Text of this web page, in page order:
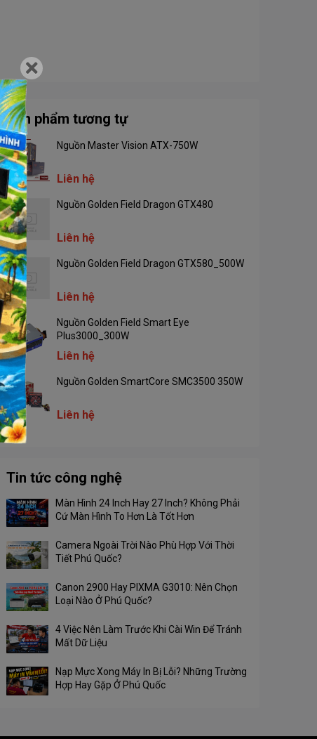
Sản phẩm tương tự
Nguồn Master Vision ATX-750W
Liên hệ
Nguồn Golden Field Dragon GTX480
Liên hệ
Nguồn Golden Field Dragon GTX580_500W
Liên hệ
Nguồn Golden Field Smart Eye
Plus3000_300W
Liên hệ
Nguồn Golden SmartCore SMC3500 350W
Liên hệ
Tin tức công nghệ
Màn Hình 24 Inch Hay 27 Inch? Không Phải
Cứ Màn Hình To Hơn Là Tốt Hơn
Camera Ngoài Trời Nào Phù Hợp Với Thời
Tiết Phú Quốc?
Canon 2900 Hay PIXMA G3010: Nên Chọn
Loại Nào Ở Phú Quốc?
4 Việc Nên Làm Trước Khi Cài Win Để Tránh
Mất Dữ Liệu
Nạp Mực Xong Máy In Bị Lỗi? Những Trường
Hợp Hay Gặp Ở Phú Quốc